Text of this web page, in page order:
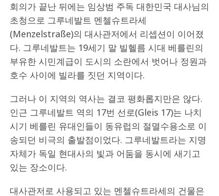
회의가 끝난 뒤에는 임상범 주독 대한민국 대사님의
초청으로 그루네발트 멘첼슈트라세
(Menzelstraße)의 대사관저에서 리셉션이 이어졌
다. 그루네발트는 19세기 말 빌헬름 시대 베를린의
부유한 시민계급이 도시의 소란에서 벗어나 정원과
호수 사이에 빌라를 짓던 지역이다.
그러나 이 지역의 역사는 결코 평화롭지만은 않다.
인근 그루네발트 역의 17번 선로(Gleis 17)는 나치
시기 베를린 유대인들이 동유럽의 절멸수용소로 이
송되던 비극의 출발점이었다. 그루네발트라는 지명
자체가 독일 현대사의 빛과 어둠을 동시에 새기고
있는 장소이다.
대사관저로 사용되고 있는 멘첼슈트라세의 건물은